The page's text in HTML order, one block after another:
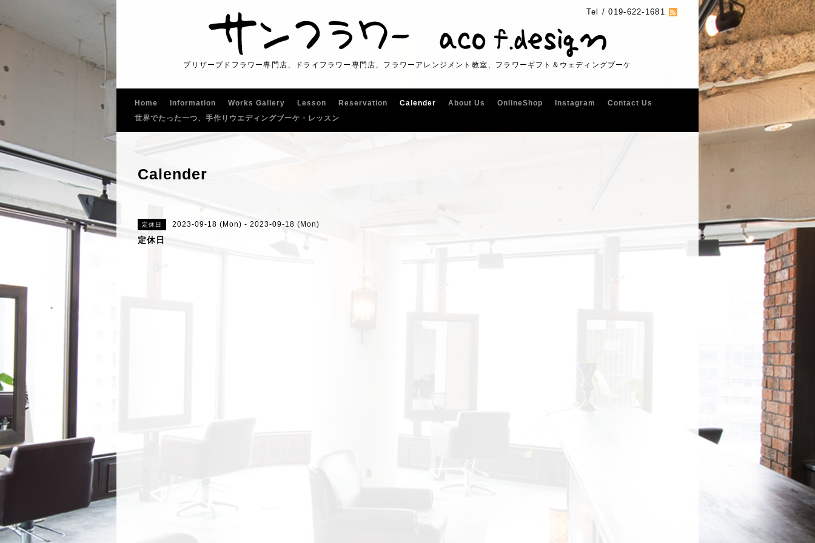
Tel /019-622-1681
プリザーブドフラワー専門店、ドライフラワー専門店、フラワーアレンジメント教室、フラワーギフト＆ウェディングブーケ
Home Information Works Gallery Lesson Reservation Calender About Us OnlineShop Instagram
Contact Us
世界でたった一つ、手作りウエディングブーケ・レッスン
Calender
定休日 2023-09-18 (Mon) - 2023-09-18 (Mon)
定休日